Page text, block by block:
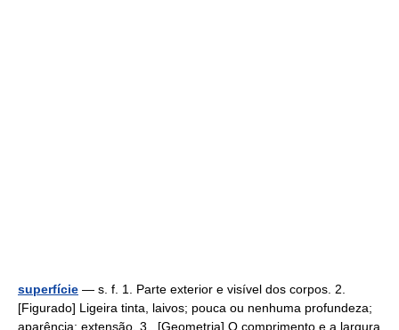
superfície — s. f. 1. Parte exterior e visível dos corpos. 2.
[Figurado] Ligeira tinta, laivos; pouca ou nenhuma profundeza;
aparência; extensão. 3. [Geometria] O comprimento e a largura